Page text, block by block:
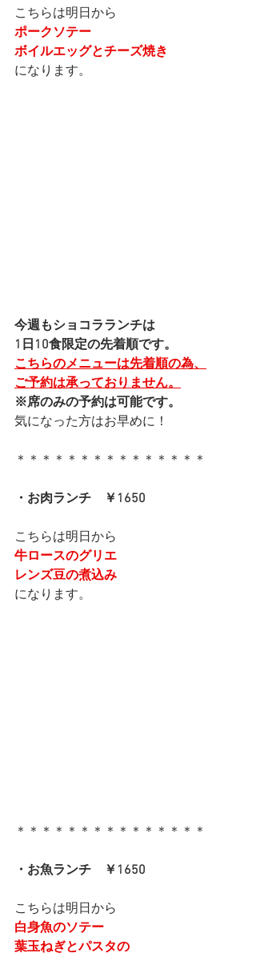
こちらは明日から
ポークソテー
ボイルエッグとチーズ焼き
になります。
今週もショコラランチは
1日10食限定の先着順です。
こちらのメニューは先着順の為、
ご予約は承っておりません。
※席のみの予約は可能です。
気になった方はお早めに！
＊＊＊＊＊＊＊＊＊＊＊＊＊＊＊
・お肉ランチ　￥1650
こちらは明日から
牛ロースのグリエ
レンズ豆の煮込み
になります。
＊＊＊＊＊＊＊＊＊＊＊＊＊＊＊
・お魚ランチ　￥1650
こちらは明日から
白身魚のソテー
葉玉ねぎとパスタの